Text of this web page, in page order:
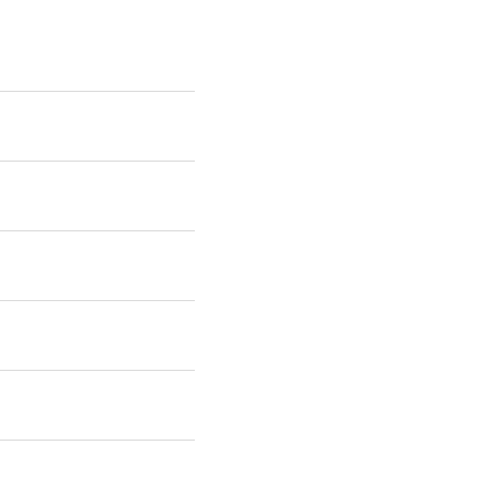
Probepaket selbst
in der Ihr alle
So kannst du es
Uns einfach
desto
den Konfigurator.
Kreativität freien Lauf
Informationen,
Zusätzlich bieten wir
abgeschlossen
WhatsApp
in
kann. Keine Sorge: